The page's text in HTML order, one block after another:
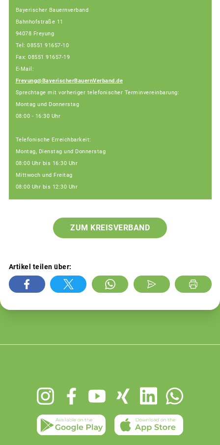
Bayerischer Bauernverband
Bahnhofstraße 11
94078 Freyung
Tel: 08551 91657-10
Fax: 08551 91657-19
E-Mail:
Freyung@BayerischerBauernVerband.de
Sprechtage mit vorheriger telefonischer Terminvereinbarung:
Montag und Donnerstag
08:00 - 16:30 Uhr
Telefonische Erreichbarkeit:
Montag, Dienstag und Donnerstag
08:00 Uhr bis 16:30 Uhr
Mittwoch und Freitag
08:00 Uhr bis 12:30 Uhr
ZUM KREISVERBAND
Artikel teilen über: